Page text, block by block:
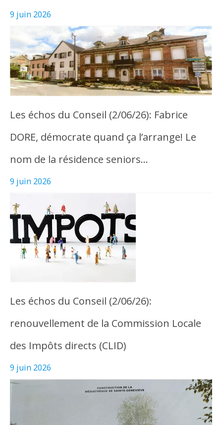
9 juin 2026
Les échos du Conseil (2/06/26): Fabrice
DORE, démocrate quand ça l’arrange! Le
nom de la résidence seniors…
9 juin 2026
Les échos du Conseil (2/06/26):
renouvellement de la Commission Locale
des Impôts directs (CLID)
9 juin 2026